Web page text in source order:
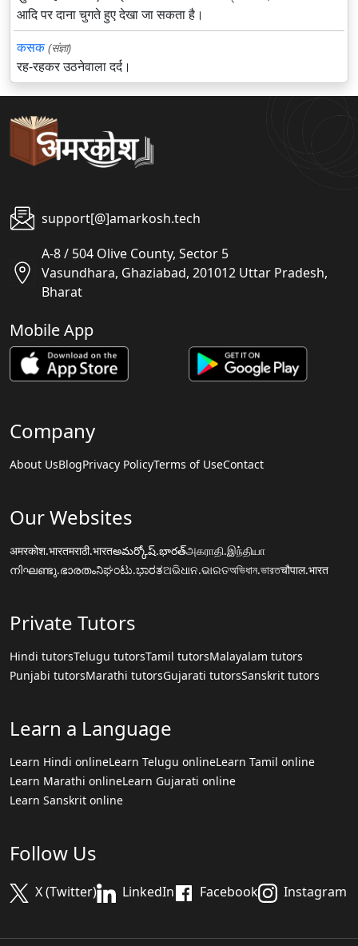
आदि पर दाना चुगते हुए देखा जा सकता है।
कसक (संज्ञा)
रह-रहकर उठनेवाला दर्द।
support[@]amarkosh.tech
A-8 / 504 Olive County, Sector 5
Vasundhara, Ghaziabad, 201012 Uttar Pradesh,
Bharat
Mobile App
Company
About UsBlogPrivacy PolicyTerms of UseContact
Our Websites
अमरकोश.भारतमराठी.भारतఅమర్కోష్.భారత్அகராதி.இந்தியா
നിഘണ്ടു.ഭാരതംನಿಘಂಟು.ಭಾರತଅଭିଧାନ.ଭାରତঅভিধান.ভারতचौपाल.भारत
Private Tutors
Hindi tutorsTelugu tutorsTamil tutorsMalayalam tutors
Punjabi tutorsMarathi tutorsGujarati tutorsSanskrit tutors
Learn a Language
Learn Hindi onlineLearn Telugu onlineLearn Tamil online
Learn Marathi onlineLearn Gujarati online
Learn Sanskrit online
Follow Us
X (Twitter) LinkedIn Facebook Instagram